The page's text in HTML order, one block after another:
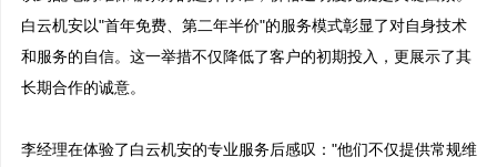
白云机安以"首年免费、第二年半价"的服务模式彰显了对自身技术
和服务的自信。这一举措不仅降低了客户的初期投入，更展示了其
长期合作的诚意。
李经理在体验了白云机安的专业服务后感叹："他们不仅提供常规维